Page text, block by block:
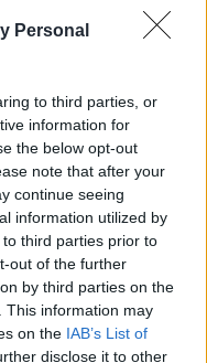
Personal
to third parties, or
information for
the below opt-out
note that after your
continue seeing
information utilized by
third parties prior to
out of the further
by third parties on the
This information may
on the IAB’s List of
disclose it to other